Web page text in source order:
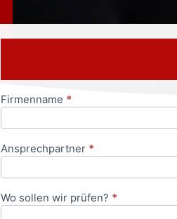
Anfrageformular
Firmenname *
Ansprechpartner *
Wo sollen wir prüfen? *